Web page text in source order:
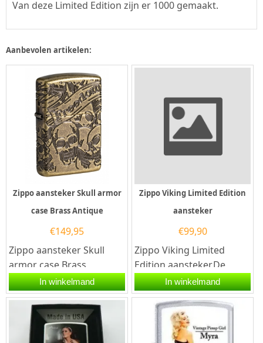
Van deze Limited Edition zijn er 1000 gemaakt.
Aanbevolen artikelen:
Zippo aansteker Skull armor
case Brass Antique
€149,95
Zippo aansteker Skull
armor case Brass
Antique.Een Zippo
aansteker is een
kwalitatief...
In winkelmand
Zippo Viking Limited Edition
aansteker
€99,90
Zippo Viking Limited
Edition aansteker.De
Zippo Viking Limited
Edition aansteker heeft
een...
In winkelmand